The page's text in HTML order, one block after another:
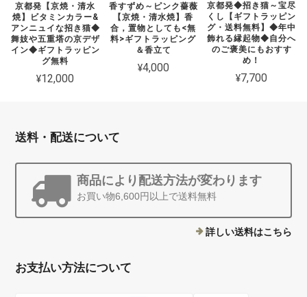
京都発【京焼・清水
焼】ビタミンカラー&
アンニュイな招き猫◆
舞妓や五重塔の京デザ
イン◆ギフトラッピン
グ無料
¥12,000
香すずめ～ピンク薔薇
【京焼・清水焼】香
合，置物としても<無
料>ギフトラッピング
＆香立て
¥4,000
京都発◆招き猫～宝尽
くし【ギフトラッピン
グ・送料無料】◆年中
飾れる縁起物◆自分へ
のご褒美にもおすす
め！
¥7,700
送料・配送について
商品により配送方法が変わります
お買い物6,600円以上で送料無料
詳しい送料はこちら
お支払い方法について